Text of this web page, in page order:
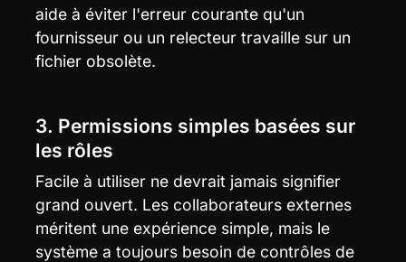
aide à éviter l'erreur courante qu'un
fournisseur ou un relecteur travaille sur un
fichier obsolète.
3. Permissions simples basées sur
les rôles
Facile à utiliser ne devrait jamais signifier
grand ouvert. Les collaborateurs externes
méritent une expérience simple, mais le
système a toujours besoin de contrôles de